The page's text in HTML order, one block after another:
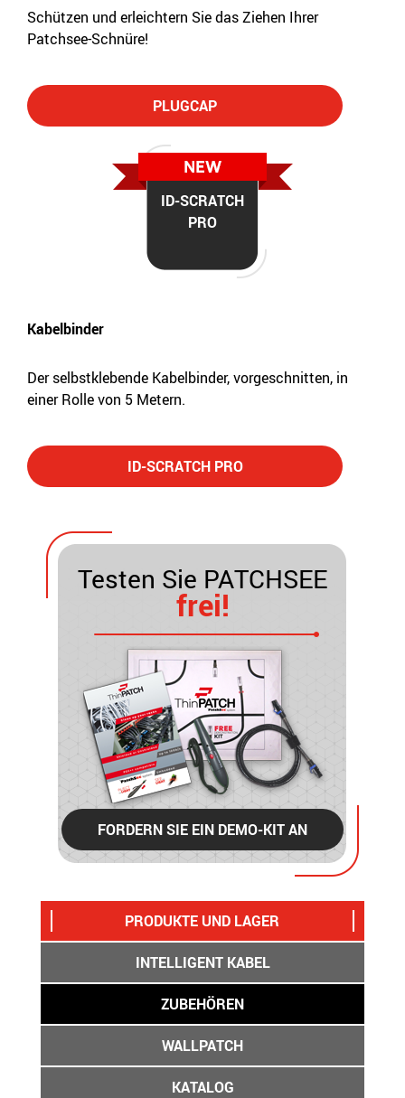
Schützen und erleichtern Sie das Ziehen Ihrer
Patchsee-Schnüre!
PLUGCAP
ID-SCRATCH
PRO
Kabelbinder
Der selbstklebende Kabelbinder, vorgeschnitten, in
einer Rolle von 5 Metern.
ID-SCRATCH PRO
Testen Sie PATCHSEE
frei!
FORDERN SIE EIN DEMO-KIT AN
PRODUKTE UND LAGER
INTELLIGENT KABEL
ZUBEHÖREN
WALLPATCH
KATALOG